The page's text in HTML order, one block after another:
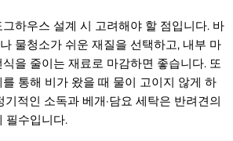
하우스 설계 시 고려해야 할 점입니다. 바
물청소가 쉬운 재질을 선택하고, 내부 마
을 줄이는 재료로 마감하면 좋습니다. 또
통해 비가 왔을 때 물이 고이지 않게 하
적인 소독과 베개·담요 세탁은 반려견의
필수입니다.